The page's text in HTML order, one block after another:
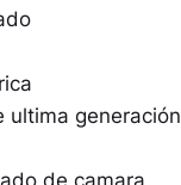
ultima generación
de camara